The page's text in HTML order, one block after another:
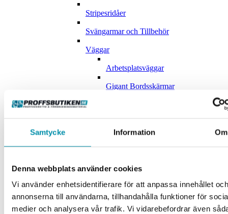
Samtycke Information Om
Denna webbplats använder cookies
Vi använder enhetsidentifierare för att anpassa innehållet och
annonserna till användarna, tillhandahålla funktioner för
medier och analysera vår trafik. Vi vidarebefordrar även
Stripesridåer
Svängarmar och Tillbehör
Väggar
Arbetsplatsväggar
Gigant Bordsskärmar
Golvställ och Väggsystem